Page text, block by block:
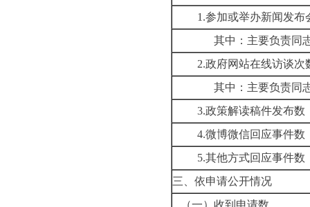
1.参加或举办新闻发布
其中：主要负责同
2.政府网站在线访谈次
其中：主要负责同
3.政策解读稿件发布数
4.微博微信回应事件数
5.其他方式回应事件数
三、依申请公开情况
（一）收到申请数